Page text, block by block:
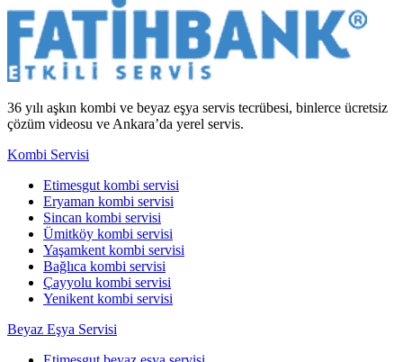
36 yılı aşkın kombi ve beyaz eşya servis tecrübesi, binlerce ücretsiz
çözüm videosu ve Ankara’da yerel servis.
Kombi Servisi
Etimesgut kombi servisi
Eryaman kombi servisi
Sincan kombi servisi
Ümitköy kombi servisi
Yaşamkent kombi servisi
Bağlıca kombi servisi
Çayyolu kombi servisi
Yenikent kombi servisi
Beyaz Eşya Servisi